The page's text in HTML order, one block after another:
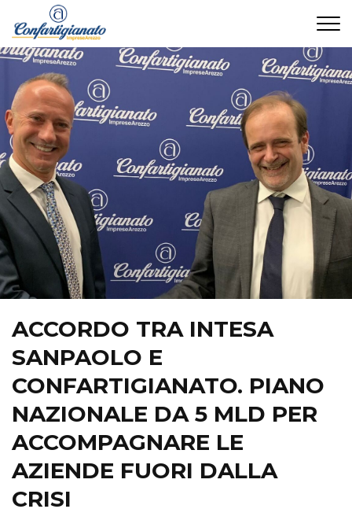
ACCORDO TRA INTESA
SANPAOLO E
CONFARTIGIANATO. PIANO
NAZIONALE DA 5 MLD PER
ACCOMPAGNARE LE
AZIENDE FUORI DALLA
CRISI